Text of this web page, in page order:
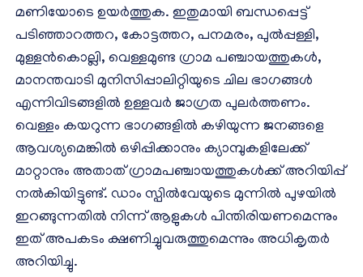
മണിയോടെ ഉയർത്തുക. ഇതുമായി ബന്ധപ്പെട്ട്
പടിഞ്ഞാറത്തറ, കോട്ടത്തറ, പനമരം, പുൽപ്പള്ളി,
മുള്ളൻകൊല്ലി, വെള്ളമുണ്ട ഗ്രാമ പഞ്ചായത്തുകൾ,
മാനന്തവാടി മുനിസിപ്പാലിറ്റിയുടെ ചില ഭാഗങ്ങൾ
എന്നിവിടങ്ങളിൽ ഉള്ളവർ ജാഗ്രത പുലർത്തണം.
വെള്ളം കയറുന്ന ഭാഗങ്ങളിൽ കഴിയുന്ന ജനങ്ങളെ
ആവശ്യമെങ്കിൽ ഒഴിപ്പിക്കാനും ക്യാമ്പുകളിലേക്ക്
മാറ്റാനും അതാത് ഗ്രാമപഞ്ചായത്തുകൾക്ക് അറിയിപ്പ്
നൽകിയിട്ടുണ്ട്. ഡാം സ്പിൽവേയുടെ മുന്നിൽ പുഴയിൽ
ഇറങ്ങുന്നതിൽ നിന്ന് ആളുകൾ പിന്തിരിയണമെന്നും
ഇത് അപകടം ക്ഷണിച്ചുവരുത്തുമെന്നും അധികൃതർ
അറിയിച്ചു.